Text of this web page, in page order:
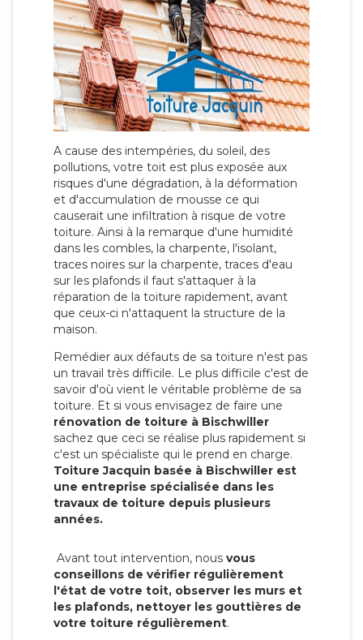
A cause des intempéries, du soleil, des
pollutions, votre toit est plus exposée aux
risques d'une dégradation, à la déformation
et d'accumulation de mousse ce qui
causerait une infiltration à risque de votre
toiture. Ainsi à la remarque d'une humidité
dans les combles, la charpente, l'isolant,
traces noires sur la charpente, traces d'eau
sur les plafonds il faut s'attaquer à la
réparation de la toiture rapidement, avant
que ceux-ci n'attaquent la structure de la
maison.
Remédier aux défauts de sa toiture n'est pas
un travail très difficile. Le plus difficile c'est de
savoir d'où vient le véritable problème de sa
toiture. Et si vous envisagez de faire une
rénovation de toiture à Bischwiller
sachez que ceci se réalise plus rapidement si
c'est un spécialiste qui le prend en charge.
Toiture Jacquin basée à Bischwiller est
une entreprise spécialisée dans les
travaux de toiture depuis plusieurs
années.
Avant tout intervention, nous vous
conseillons de vérifier régulièrement
l'état de votre toit, observer les murs et
les plafonds, nettoyer les gouttières de
votre toiture régulièrement.